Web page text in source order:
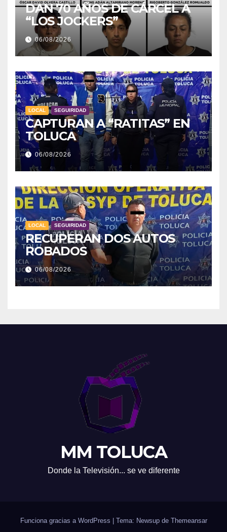
DAN 70 AÑOS DE CÁRCEL A
“LOS JOCKERS”
06/08/2026
LOCAL SEGUIRIDAD
CAPTURAN A “RATITAS” EN
TOLUCA
06/08/2026
LOCAL SEGUIRIDAD
RECUPERAN DOS AUTOS
ROBADOS
06/08/2026
MM TOLUCA
Donde la Televisión... se ve diferente
Funciona gracias a WordPress Tema: Newsup de Themeansar